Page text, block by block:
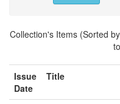
Collection's Items (Sorted
Issue
Date
Title